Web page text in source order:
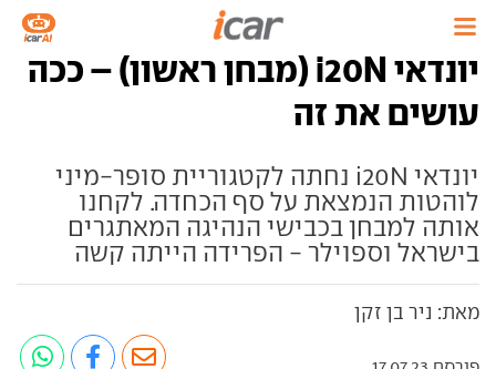
יונדאי i20N (מבחן ראשון) – ככה
עושים את זה
יונדאי i20N נחתה לקטגוריית סופר-מיני
לוהטות הנמצאת על סף הכחדה. לקחנו
אותה למבחן בכבישי הנהיגה המאתגרים
בישראל וספוילר - הפרידה הייתה קשה
מאת: ניר בן זקן